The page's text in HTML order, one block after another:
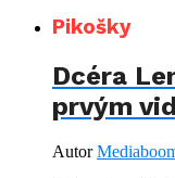
Pikošky
Dcéra
prvým
Autor